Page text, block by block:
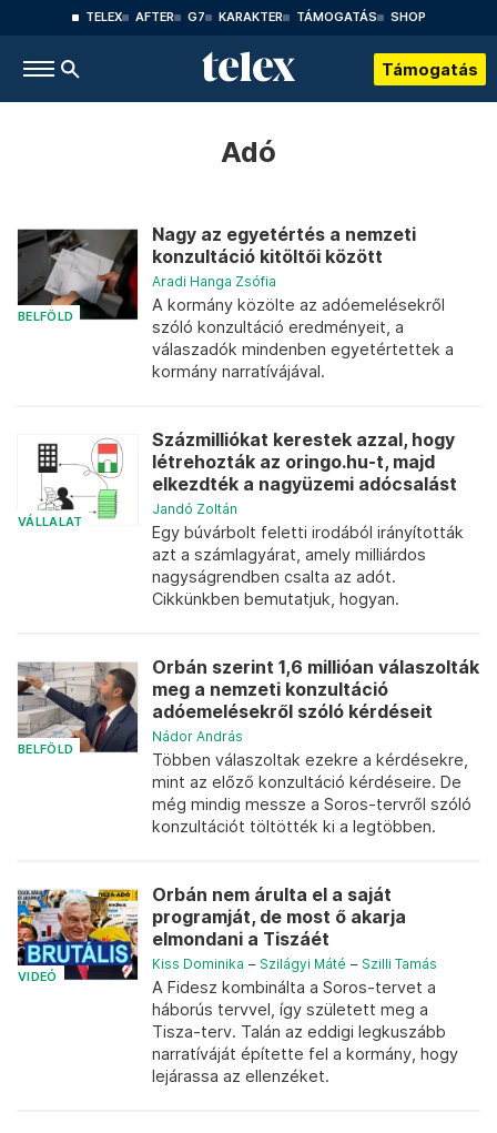
TELEX AFTER G7 KARAKTER TÁMOGATÁS SHOP
Támogatás
Adó
BELFÖLD
Nagy az egyetértés a nemzeti
konzultáció kitöltői között
Aradi Hanga Zsófia
A kormány közölte az adóemelésekről
szóló konzultáció eredményeit, a
válaszadók mindenben egyetértettek a
kormány narratívájával.
VÁLLALAT
Százmilliókat kerestek azzal, hogy
létrehozták az oringo.hu-t, majd
elkezdték a nagyüzemi adócsalást
Jandó Zoltán
Egy búvárbolt feletti irodából irányították
azt a számlagyárat, amely milliárdos
nagyságrendben csalta az adót.
Cikkünkben bemutatjuk, hogyan.
BELFÖLD
Orbán szerint 1,6 millióan válaszolták
meg a nemzeti konzultáció
adóemelésekről szóló kérdéseit
Nádor András
Többen válaszoltak ezekre a kérdésekre,
mint az előző konzultáció kérdéseire. De
még mindig messze a Soros-tervről szóló
konzultációt töltötték ki a legtöbben.
VIDEÓ
Orbán nem árulta el a saját
programját, de most ő akarja
elmondani a Tiszáét
Kiss Dominika – Szilágyi Máté – Szilli Tamás
A Fidesz kombinálta a Soros-tervet a
háborús tervvel, így született meg a
Tisza-terv. Talán az eddigi legkuszább
narratíváját építette fel a kormány, hogy
lejárassa az ellenzéket.